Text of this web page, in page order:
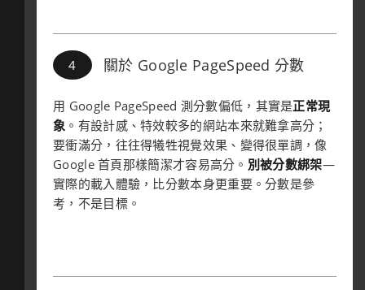
關於 Google PageSpeed 分數
用 Google PageSpeed 測分數偏低，其實是正常現
象 。有設計感、特效較多的網站本來就難拿高分；
要衝滿分，往往得犧牲視覺效果、變得很單調，像
Google 首頁那樣簡潔才容易高分。 別被分數綁架—
實際的載入體驗，比分數本身更重要。分數是參
考，不是目標。